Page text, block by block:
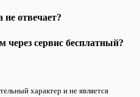
не отвечает?
сервис бесплатный?
характер и не является